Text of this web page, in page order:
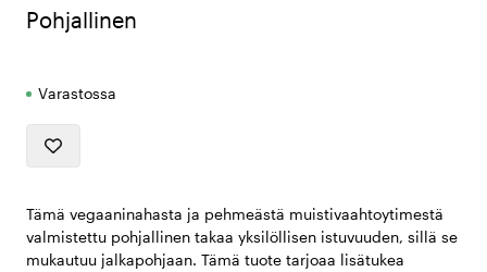
Pohjallinen
Varastossa
Tämä vegaaninahasta ja pehmeästä muistivaahtoytimestä
valmistettu pohjallinen takaa yksilöllisen istuvuuden, sillä se
mukautuu jalkapohjaan. Tämä tuote tarjoaa lisätukea